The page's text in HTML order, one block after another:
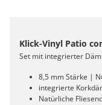
Klick-Vinyl Patio
Set mit integrierter
8,5 mm Stärke |
integrierte
Natürliche